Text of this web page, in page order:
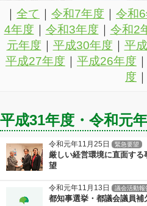
全て 令和7年度 令和
4年度
令和3年度 令和2
元年度
平成30年度 平
平成27年度
平成26年度
度
平成31年度・令和元
令和元年11月25日 緊急要望
厳しい経営環境に直面す
望
令和元年11月13日 議会活動報
都知事選挙・都議会議員